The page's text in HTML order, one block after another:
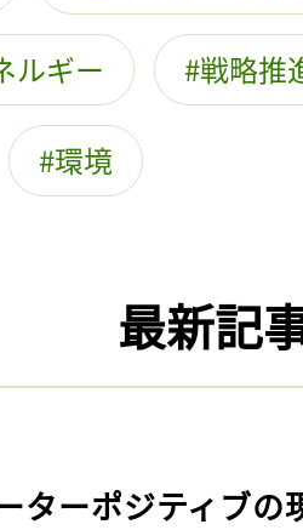
ルギー 戦略推
環境
最新記
ターポジティブの